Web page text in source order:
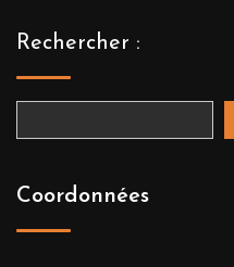
Rechercher :
Coordonnées